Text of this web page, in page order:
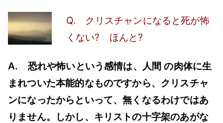
ス
チ
ン
に
な
る
Q. クリスチャンになると死が怖
くない? ほんと?
A. 恐れや怖いという感情は、人間 の肉体に生
まれついた本能的なものですから、クリスチャ
ンになったからといって、無くなるわけではあ
りません。しかし、キリストの十字架のあがな